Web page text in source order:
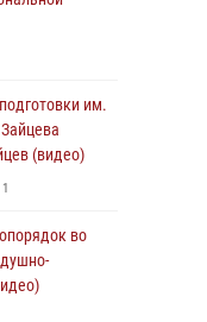
букмекерской
матча
им.
(видео)
1
во